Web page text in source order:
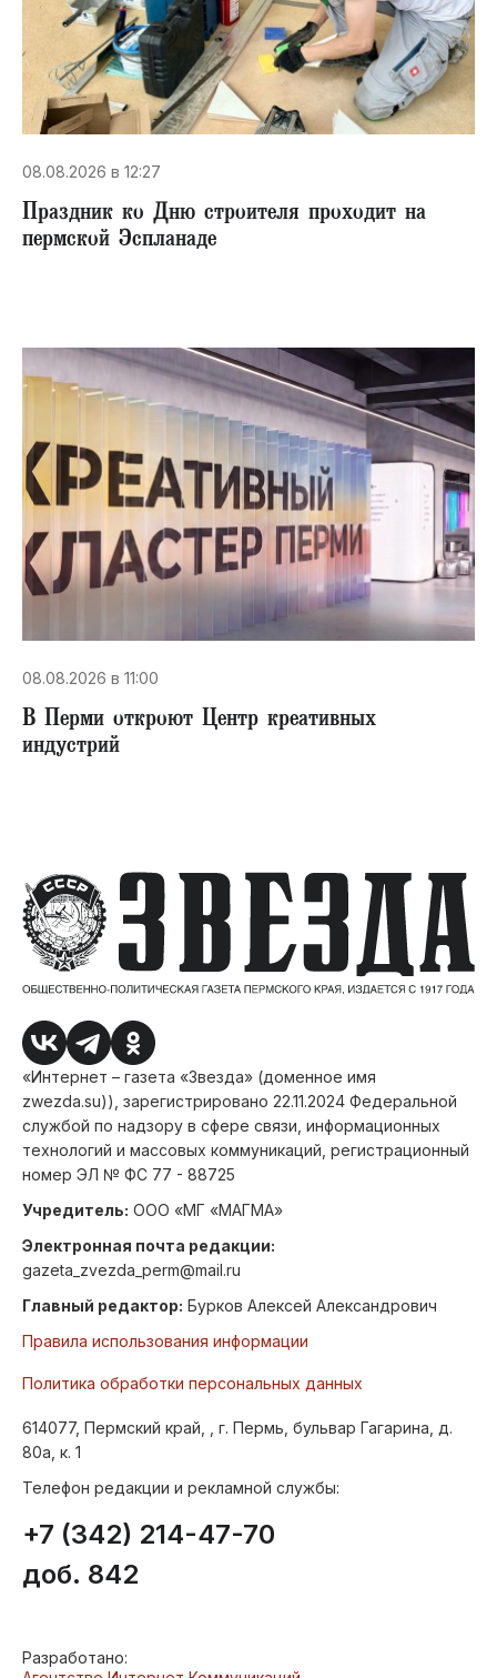
08.08.2026 в 12:27
Праздник ко Дню строителя проходит на
пермской Эспланаде
08.08.2026 в 11:00
В Перми откроют Центр креативных
индустрий
«Интернет – газета «Звезда» (доменное имя
zwezda.su)), зарегистрировано 22.11.2024 Федеральной
службой по надзору в сфере связи, информационных
технологий и массовых коммуникаций, регистрационный
номер ЭЛ № ФС 77 - 88725
Учредитель: ООО «МГ «МАГМА»
Электронная почта редакции:
gazeta_zvezda_perm@mail.ru
Главный редактор: Бурков Алексей Александрович
Правила использования информации
Политика обработки персональных данных
614077, Пермский край, , г. Пермь, бульвар Гагарина, д.
80а, к. 1
Телефон редакции и рекламной службы:
+7 (342) 214-47-70
доб. 842
Разработано: